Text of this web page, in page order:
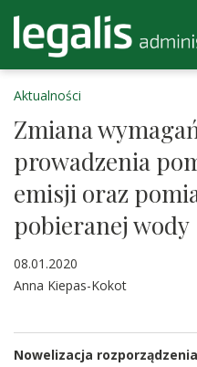
Aktualności
Zmiana
prowadzenia
emisji oraz
pobieranej wody
08.01.2020
Anna Kiepas-Kokot
Nowelizacja